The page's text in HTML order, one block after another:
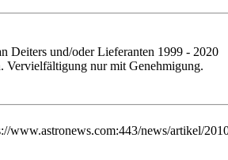
Deiters und/oder Lieferanten 1999 - 2020
Vervielfältigung nur mit Genehmigung.
www.astronews.com:443/news/artikel/